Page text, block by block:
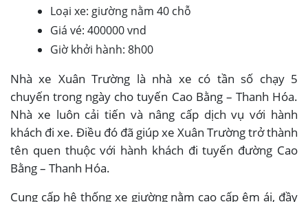
Loại xe: giường nằm 40 chỗ
Giá vé: 400000 vnd
Giờ khởi hành: 8h00
Nhà xe Xuân Trường là nhà xe có tần số chạy 5
chuyến trong ngày cho tuyến Cao Bằng – Thanh Hóa.
Nhà xe luôn cải tiến và nâng cấp dịch vụ với hành
khách đi xe. Điều đó đã giúp xe Xuân Trường trở thành
tên quen thuộc với hành khách đi tuyến đường Cao
Bằng – Thanh Hóa.
Cung cấp hệ thống xe giường nằm cao cấp êm ái, đầy